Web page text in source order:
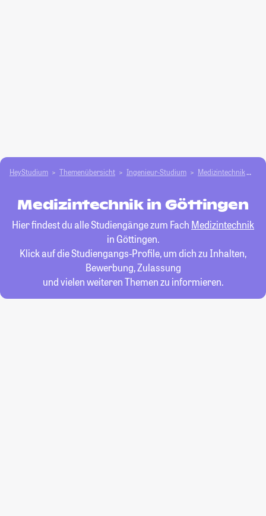
HeyStudium Themenübersicht Ingenieur-Studium Medizintechnik
Medizintechnik in Göttingen
Hier findest du alle Studiengänge zum Fach Medizintechnik
in Göttingen.
Klick auf die Studiengangs-Profile, um dich zu Inhalten,
Bewerbung, Zulassung
und vielen weiteren Themen zu informieren.